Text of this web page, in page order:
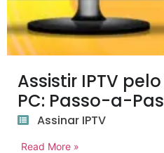
Assistir IPTV
PC: Passo-a-
Assinar IPTV
Read More »